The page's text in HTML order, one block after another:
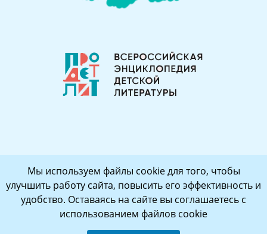
Мы используем файлы cookie для того, чтобы
улучшить работу сайта, повысить его эффективность и
удобство. Оставаясь на сайте вы соглашаетесь с
использованием файлов cookie